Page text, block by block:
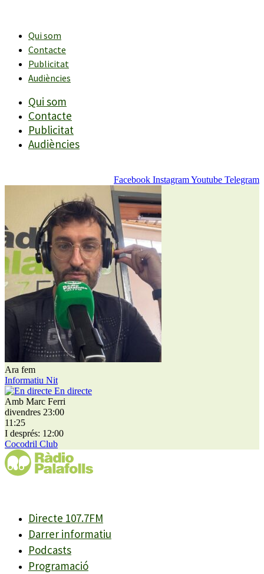
contingutQui som
Contacte
Publicitat
Audiències
Qui som
Contacte
Publicitat
Audiències
Facebook InstagramYoutube Telegram
Ara fem
Informatiu Nit
En directe
Amb Marc Ferri
divendres 23:00
11:25
I després: 12:00
Cocodril Club
Directe 107.7FM
Darrer informatiu
Podcasts
Programació